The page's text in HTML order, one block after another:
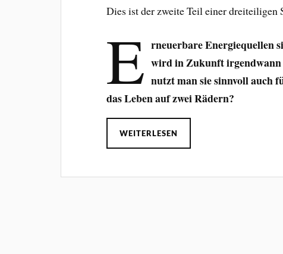
Dies ist der zweite Teil einer dreiteiligen
E rneuerbare Energiequellen
wird in Zukunft irgendwann
nutzt man sie sinnvoll auch
das Leben auf zwei Rädern?
WEITERLESEN